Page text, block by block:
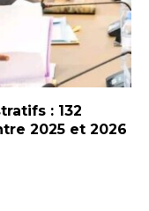
: 132
2025 et 2026